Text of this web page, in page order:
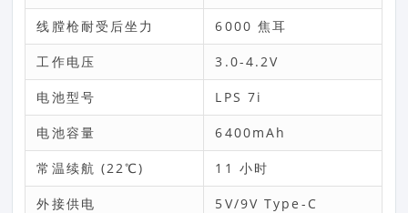
线膛枪耐受后坐力 6000 焦耳
工作电压 3.0-4.2V
电池型号 LPS 7i
电池容量 6400mAh
常温续航 (22℃) 11 小时
外接供电 5V/9V Type-C